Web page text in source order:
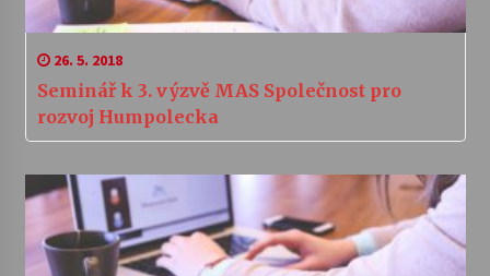
26. 5. 2018
Seminář k 3. výzvě MAS Společnost pro
rozvoj Humpolecka